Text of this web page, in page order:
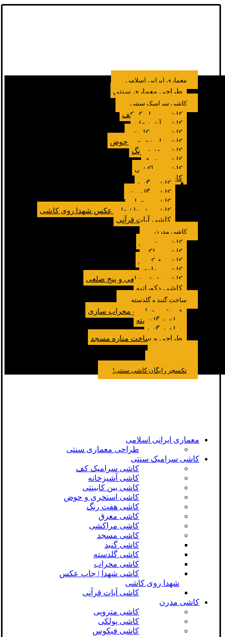
معماری ایرانی اسلامی
طراحی معماری سنتی
کاشی سرامیک سنتی
کاشی سرامیک کف
کاشی آشپزخانه
کاشی بین کابینتی
کاشی استخری و حوض
کاشی هفت رنگ
کاشی معرق
کاشی مراکشی
کاشی مسجد
کاشی گنبد
کاشی گلدسته
کاشی محراب
کاشی شهدا | چاپ عکس شهدا روی کاشی
کاشی آیات قرآنی
کاشی مدرن
کاشی مترویی
کاشی پولکی
کاشی فیکوس
کاشی مدادی
کاشی شش ضلعی و پنج ضلعی
کاشی دکوراتیو
ساخت گنبد و گلدسته
فروش محراب و محراب سازی
ساخت گلدسته
ساخت گنبد
طراحی و ساخت مناره مسجد
تکسچر رایگان کاشی سنتی!
معماری ایرانی اسلامی
طراحی معماری سنتی
کاشی سرامیک سنتی
کاشی سرامیک کف
کاشی آشپزخانه
کاشی بین کابینتی
کاشی استخری و حوض
کاشی هفت رنگ
کاشی معرق
کاشی مراکشی
کاشی مسجد
کاشی گنبد
کاشی گلدسته
کاشی محراب
کاشی شهدا | چاپ عکس
شهدا روی کاشی
کاشی آیات قرآنی
کاشی مدرن
کاشی مترویی
کاشی پولکی
کاشی فیکوس